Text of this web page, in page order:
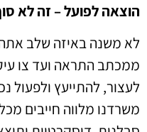
הוצאה לפועל – זה לא
לא משנה באיזה שלב
ממכתב התראה ועד צו
לעצור, להתייעץ ולפעול
משרדנו מלווה חייבים